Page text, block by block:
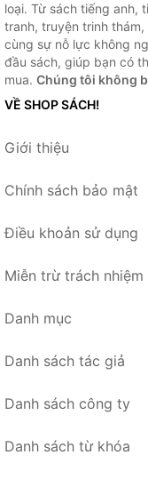
loại. Từ sách tiếng anh,
tranh, truyện trinh
cùng sự nỗ lực không
đầu sách, giúp bạn có
mua. Chúng tôi không
VỀ SHOP SÁCH!
Giới thiệu
Chính sách bảo mật
Điều khoản sử dụng
Miễn trừ trách nhiệm
Danh mục
Danh sách tác giả
Danh sách công ty
Danh sách từ khóa